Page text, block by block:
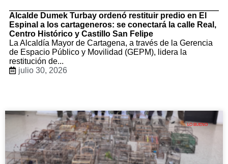
Alcalde Dumek Turbay ordenó restituir predio en El
Espinal a los cartageneros: se conectará la calle Real,
Centro Histórico y Castillo San Felipe
La Alcaldía Mayor de Cartagena, a través de la Gerencia
de Espacio Público y Movilidad (GEPM), lidera la
restitución de...
julio 30, 2026
LO BUENO